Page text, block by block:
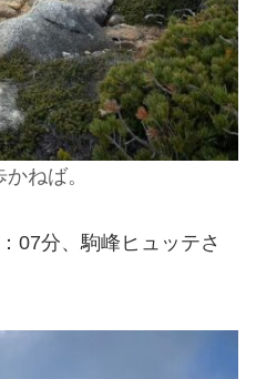
かねば。
07分、駒峰ヒュッテさ